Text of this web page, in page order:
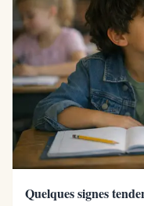
Quelques signes